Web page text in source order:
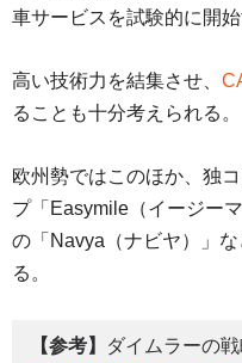
車サービスを試験的に開始
高い技術力を結集させ、
ることも十分考えられる。
欧州勢ではこのほか、独
プ「Easymile（イージー
の「Navya（ナビヤ）」
る。
【参考】 ダイムラーの